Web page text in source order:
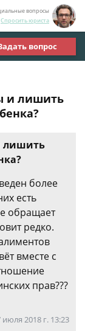
вопросы
Спросить юриста
вопрос
и лишить
лишить
более
есть
обращает
редко.
вместе с
прав???
июля 2018 г. 13:23